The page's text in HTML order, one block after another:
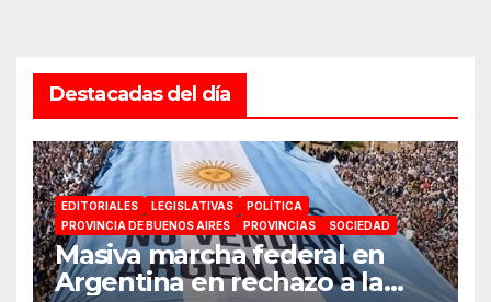
Destacadas del día
EDITORIALES LEGISLATIVAS
POLÍTICA
PROVINCIA DE BUENOS AIRES
PROVINCIAS SOCIEDAD
Masiva marcha federal en
Argentina en rechazo a la